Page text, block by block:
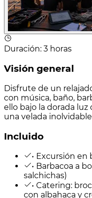
Duración: 3 horas
Visión general
Disfrute de un
con música, baño,
ello bajo la dorada luz
una velada
Incluido
• Excursión en
• Barbacoa a
salchichas)
• Catering:
con albahaca y